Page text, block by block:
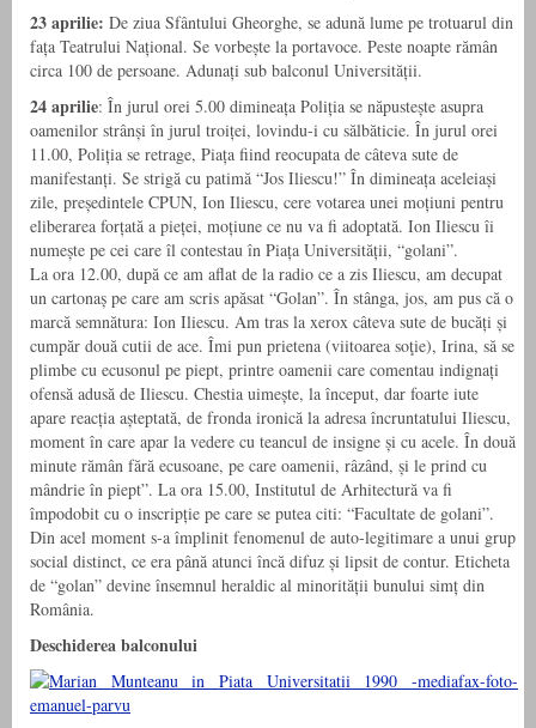
23 aprilie: De ziua Sfântului Gheorghe, se adună lume pe trotuarul din
fața Teatrului Național. Se vorbește la portavoce. Peste noapte rămân
circa 100 de persoane. Adunați sub balconul Universității.
24 aprilie: În jurul orei 5.00 dimineața Poliția se năpustește asupra
oamenilor strânși în jurul troiței, lovindu-i cu sălbăticie. În jurul orei
11.00, Poliția se retrage, Piața fiind reocupata de câteva sute de
manifestanți. Se strigă cu patimă “Jos Iliescu!” În dimineața aceleiași
zile, președintele CPUN, Ion Iliescu, cere votarea unei moțiuni pentru
eliberarea forțată a pieței, moțiune ce nu va fi adoptată. Ion Iliescu îi
numește pe cei care îl contestau în Piața Universității, “golani”.
La ora 12.00, după ce am aflat de la radio ce a zis Iliescu, am decupat
un cartonaș pe care am scris apăsat “Golan”. În stânga, jos, am pus că o
marcă semnătura: Ion Iliescu. Am tras la xerox câteva sute de bucăți și
cumpăr două cutii de ace. Îmi pun prietena (viitoarea soţie), Irina, să se
plimbe cu ecusonul pe piept, printre oamenii care comentau indignați
ofensă adusă de Iliescu. Chestia uimește, la început, dar foarte iute
apare reacția așteptată, de fronda ironică la adresa încruntatului Iliescu,
moment în care apar la vedere cu teancul de insigne și cu acele. În două
minute rămân fără ecusoane, pe care oamenii, râzând, și le prind cu
mândrie în piept”. La ora 15.00, Institutul de Arhitectură va fi
împodobit cu o inscripție pe care se putea citi: “Facultate de golani”.
Din acel moment s-a împlinit fenomenul de auto-legitimare a unui grup
social distinct, ce era până atunci încă difuz și lipsit de contur. Eticheta
de “golan” devine însemnul heraldic al minorității bunului simț din
România.
Deschiderea balconului